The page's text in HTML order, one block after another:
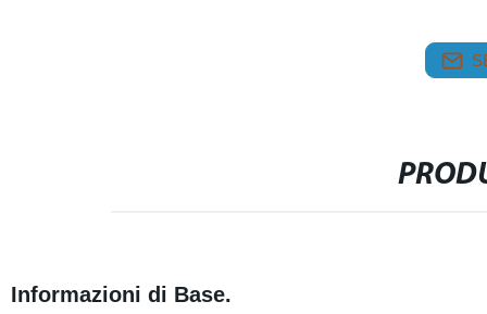
Informazioni di Base.